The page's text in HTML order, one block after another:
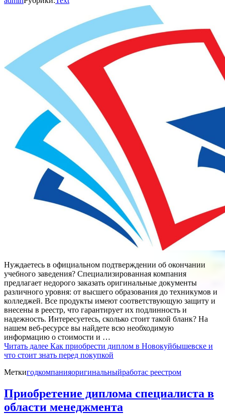
Нуждаетесь в официальном подтверждении об окончании
учебного заведения? Специализированная компания
предлагает недорого заказать оригинальные документы
различного уровня: от высшего образования до техникумов и
колледжей. Все продукты имеют соответствующую защиту и
внесены в реестр, что гарантирует их подлинность и
надежность. Интересуетесь, сколько стоит такой бланк? На
нашем веб-ресурсе вы найдете всю необходимую
информацию о стоимости и …
Читать далее Как приобрести диплом в Новокуйбышевске и
что стоит знать перед покупкой
Меткигодкомпанияоригинальныйработас реестром
Приобретение диплома специалиста в
области менеджмента